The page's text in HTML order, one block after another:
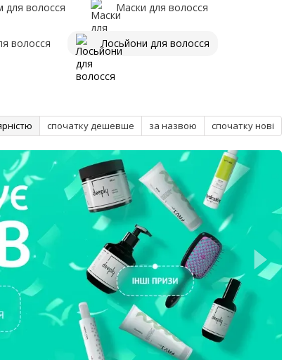
для волосся Маски для волосся
волосся Лосьйони для волосся
спочатку дешевше за назвою спочатку нові